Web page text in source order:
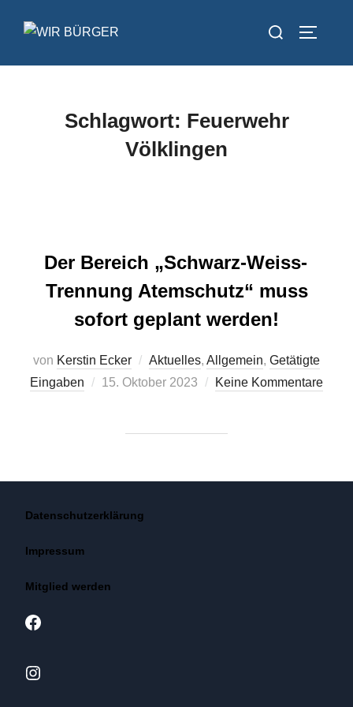
Inhalt
Suchen
Schlagwort: Feuerwehr
Völklingen
Der Bereich „Schwarz-Weiss-
Trennung Atemschutz“ muss
sofort geplant werden!
von Kerstin Ecker Aktuelles, Allgemein, Getätigte
Eingaben
Veröffentlicht
15. Oktober 2023 Keine Kommentare
Datenschutzerklärung
Impressum
Mitglied werden
Facebook
Instagram